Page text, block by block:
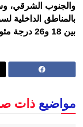
بالمناطق الداخلية
بين 18 و26 درجة مئوية بباقي المناطق.
مواضيع ذات